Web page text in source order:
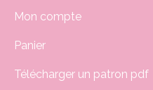
Mon compte
Panier
Télécharger un patron pdf